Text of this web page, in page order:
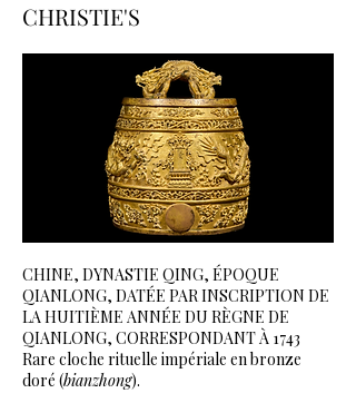
CHRISTIE'S
CHINE, DYNASTIE QING, ÉPOQUE
QIANLONG, DATÉE PAR INSCRIPTION DE
LA HUITIÈME ANNÉE DU RÈGNE DE
QIANLONG, CORRESPONDANT À 1743
Rare cloche rituelle impériale en bronze
doré (bianzhong).